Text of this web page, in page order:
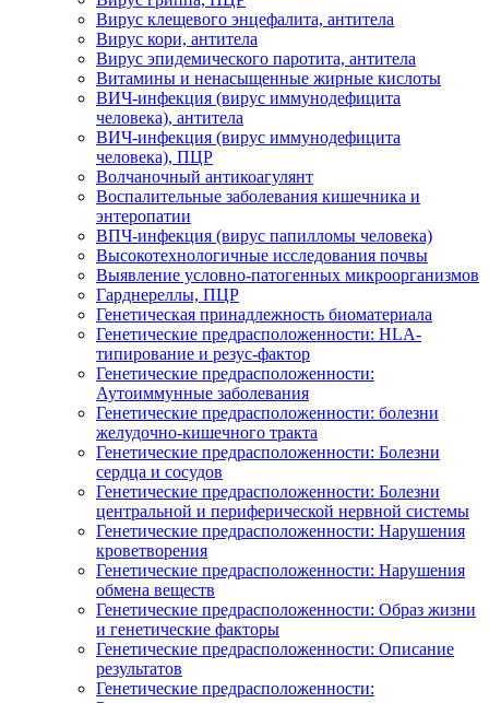
Вирус клещевого энцефалита, антитела
Вирус кори, антитела
Вирус эпидемического паротита, антитела
Витамины и ненасыщенные жирные кислоты
ВИЧ-инфекция (вирус иммунодефицита
человека), антитела
ВИЧ-инфекция (вирус иммунодефицита
человека), ПЦР
Волчаночный антикоагулянт
Воспалительные заболевания кишечника и
энтеропатии
ВПЧ-инфекция (вирус папилломы человека)
Высокотехнологичные исследования почвы
Выявление условно-патогенных микроорганизмов
Гарднереллы, ПЦР
Генетическая принадлежность биоматериала
Генетические предрасположенности: HLA-
типирование и резус-фактор
Генетические предрасположенности:
Аутоиммунные заболевания
Генетические предрасположенности: болезни
желудочно-кишечного тракта
Генетические предрасположенности: Болезни
сердца и сосудов
Генетические предрасположенности: Болезни
центральной и периферической нервной системы
Генетические предрасположенности: Нарушения
кроветворения
Генетические предрасположенности: Нарушения
обмена веществ
Генетические предрасположенности: Образ жизни
и генетические факторы
Генетические предрасположенности: Описание
результатов
Генетические предрасположенности: